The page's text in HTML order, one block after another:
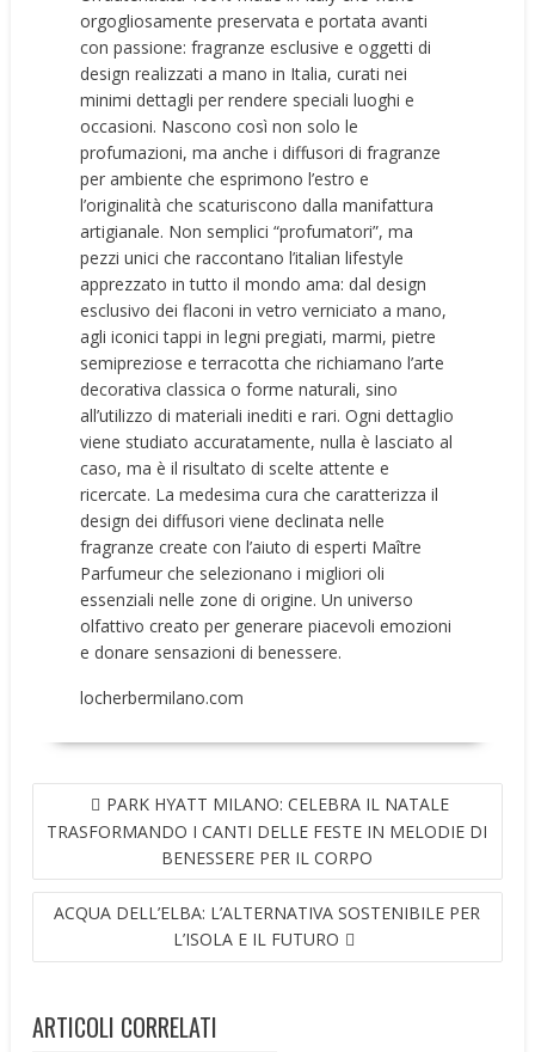
orgogliosamente preservata e portata avanti
con passione: fragranze esclusive e oggetti di
design realizzati a mano in Italia, curati nei
minimi dettagli per rendere speciali luoghi e
occasioni. Nascono così non solo le
profumazioni, ma anche i diffusori di fragranze
per ambiente che esprimono l’estro e
l’originalità che scaturiscono dalla manifattura
artigianale. Non semplici “profumatori”, ma
pezzi unici che raccontano l’italian lifestyle
apprezzato in tutto il mondo ama: dal design
esclusivo dei flaconi in vetro verniciato a mano,
agli iconici tappi in legni pregiati, marmi, pietre
semipreziose e terracotta che richiamano l’arte
decorativa classica o forme naturali, sino
all’utilizzo di materiali inediti e rari. Ogni dettaglio
viene studiato accuratamente, nulla è lasciato al
caso, ma è il risultato di scelte attente e
ricercate. La medesima cura che caratterizza il
design dei diffusori viene declinata nelle
fragranze create con l’aiuto di esperti Maître
Parfumeur che selezionano i migliori oli
essenziali nelle zone di origine. Un universo
olfattivo creato per generare piacevoli emozioni
e donare sensazioni di benessere.
locherbermilano.com
NAVIGAZIONE
ARTICOLIPARK HYATT MILANO: CELEBRA IL NATALE
TRASFORMANDO I CANTI DELLE FESTE IN MELODIE DI
BENESSERE PER IL CORPO
ACQUA DELL’ELBA: L’ALTERNATIVA SOSTENIBILE PER
L’ISOLA E IL FUTURO
ARTICOLI CORRELATI